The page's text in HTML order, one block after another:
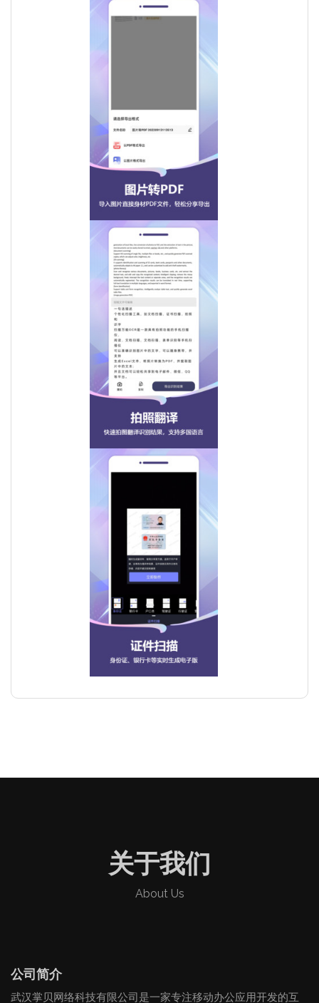
关于我们
About Us
公司简介
武汉掌贝网络科技有限公司是一家专注移动办公应用开发的互